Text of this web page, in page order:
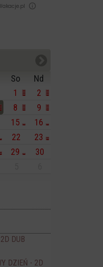
So
Nd
1
2
8
9
15
16
22
23
29
30
DUB
DZIEŃ - 2D